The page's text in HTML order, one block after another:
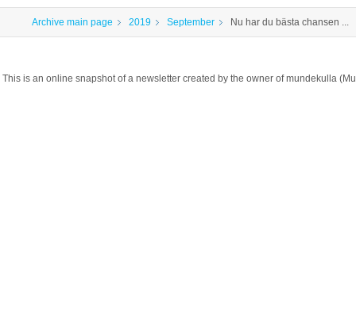
Archive main page 2019 September Nu har du bästa chansen ...
This is an online snapshot of a newsletter created by the owner of mundekulla